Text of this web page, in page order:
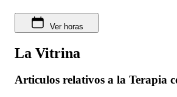
Ver horas
La Vitrina
Articulos relativos a la Terapia